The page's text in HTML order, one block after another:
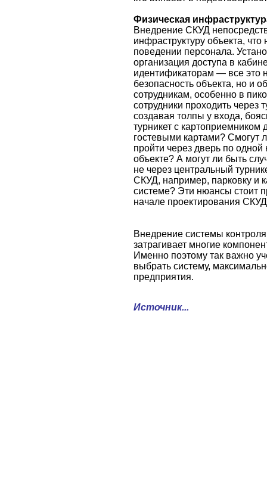
Физическая
Внедрение СКУД
инфраструктуру объекта,
поведении персонала.
организация доступа в
идентификаторам — все это
безопасность объекта, но и
сотрудникам, особенно в
сотрудники проходить через
создавая толпы у входа,
турникет с картоприемником
гостевыми картами? Смогут
пройти через дверь по
объекте? А могут ли быть
не через центральный
СКУД, например, парковку и
системе? Эти нюансы стоит
начале проектирования
Внедрение системы
затрагивает многие
Именно поэтому так важно
выбрать систему,
предприятия.
Источник...